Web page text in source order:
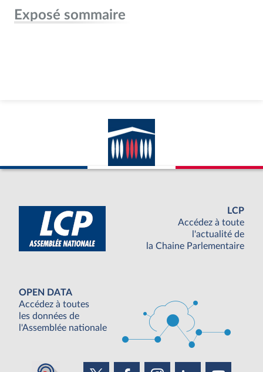
Exposé sommaire
LCP
Accédez à toute
l'actualité de
la Chaine Parlementaire
OPEN DATA
Accédez à toutes
les données de
l'Assemblée nationale